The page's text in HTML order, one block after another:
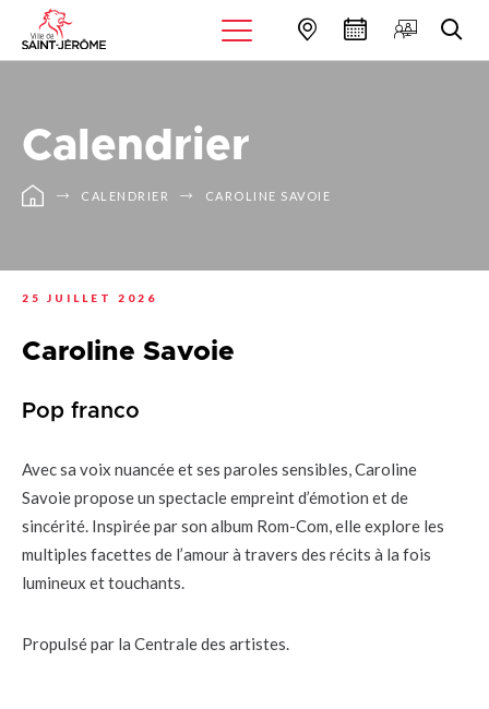
Calendrier
CALENDRIER CAROLINE SAVOIE
25 JUILLET 2026
Caroline Savoie
Pop franco
Avec sa voix nuancée et ses paroles sensibles, Caroline
Savoie propose un spectacle empreint d’émotion et de
sincérité. Inspirée par son album Rom-Com, elle explore les
multiples facettes de l’amour à travers des récits à la fois
lumineux et touchants.
Propulsé par la Centrale des artistes.